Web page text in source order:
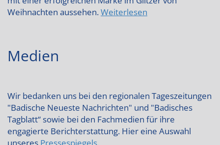
Weihnachten aussehen.Weiterlesen
Medien
Wir bedanken uns bei den regionalen Tageszeitungen
"Badische Neueste Nachrichten" und "Badisches
Tagblatt“ sowie bei den Fachmedien für ihre
engagierte Berichterstattung. Hier eine Auswahl